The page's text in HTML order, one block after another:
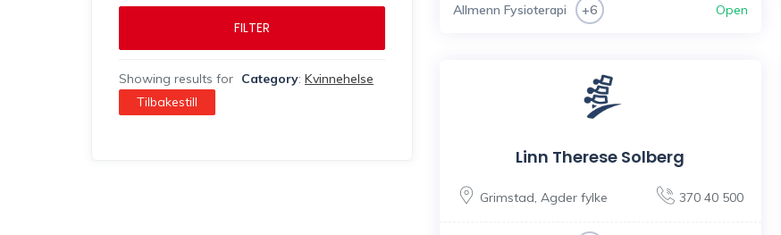
FILTER
Showing results for Category: Kvinnehelse
Tilbakestill
Allmenn Fysioterapi +6 Open
Linn Therese Solberg
Grimstad, Agder fylke 370 40 500